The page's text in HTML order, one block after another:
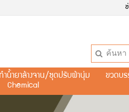
น้ำยาล้างจาน/ชุดปรับผ้านุ่ม
Chemical
ขวดบ